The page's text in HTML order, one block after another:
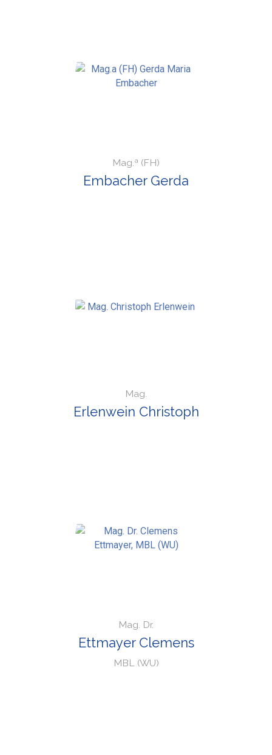
Mag.ª (FH)
Embacher Gerda
Mag.
Erlenwein Christoph
Mag. Dr.
Ettmayer Clemens
MBL (WU)